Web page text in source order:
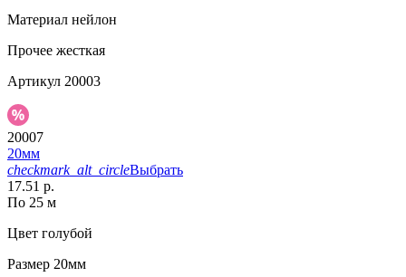
Материал нейлон
Прочее жесткая
Артикул 20003
20007
20мм
checkmark_alt_circleВыбрать
17.51 р.
По 25 м
Цвет голубой
Размер 20мм